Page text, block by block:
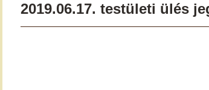
2019.06.17. testületi ülés